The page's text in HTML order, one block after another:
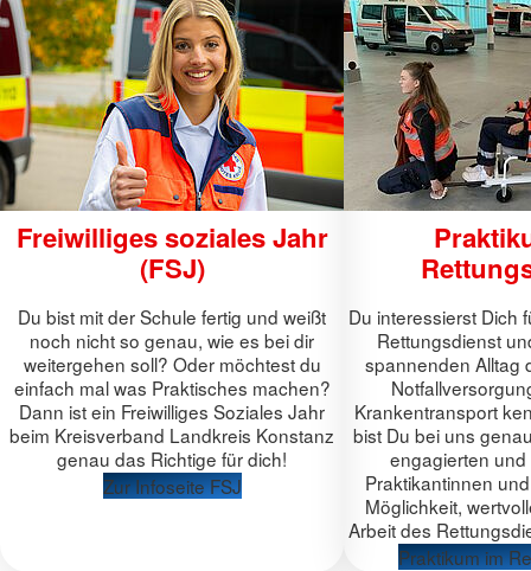
Freiwilliges soziales Jahr
(FSJ)
Du bist mit der Schule fertig und weißt
noch nicht so genau, wie es bei dir
weitergehen soll? Oder möchtest du
einfach mal was Praktisches machen?
Dann ist ein Freiwilliges Soziales Jahr
beim Kreisverband Landkreis Konstanz
genau das Richtige für dich!
Zur Infoseite FSJ
Du interessierst Dich
Rettungsdienst
spannenden Alltag
Krankentransport
bist Du bei uns
engagierten
Praktikantinnen
Möglichkeit,
Arbeit des
Praktikum im